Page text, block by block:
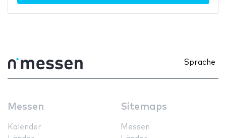
Sprache
Messen
Kalender
Sitemaps
Messen